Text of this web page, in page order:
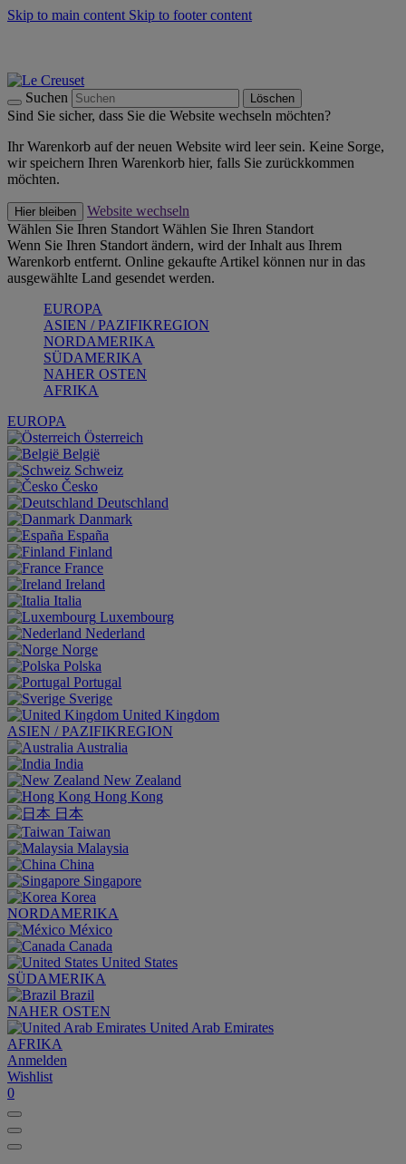
Skip to main content Skip to footer content
Suchen Löschen
Sind Sie sicher, dass Sie die Website wechseln möchten?
Ihr Warenkorb auf der neuen Website wird leer sein. Keine Sorge,
wir speichern Ihren Warenkorb hier, falls Sie zurückkommen
möchten.
Hier bleiben
Website wechseln
Wählen Sie Ihren Standort Wählen Sie Ihren Standort
Wenn Sie Ihren Standort ändern, wird der Inhalt aus Ihrem
Warenkorb entfernt. Online gekaufte Artikel können nur in das
ausgewählte Land gesendet werden.
EUROPA
ASIEN / PAZIFIKREGION
NORDAMERIKA
SÜDAMERIKA
NAHER OSTEN
AFRIKA
EUROPA
Österreich
België
Schweiz
Česko
Deutschland
Danmark
España
Finland
France
Ireland
Italia
Luxembourg
Nederland
Norge
Polska
Portugal
Sverige
United Kingdom
ASIEN / PAZIFIKREGION
Australia
India
New Zealand
Hong Kong
日本
Taiwan
Malaysia
China
Singapore
Korea
NORDAMERIKA
México
Canada
United States
SÜDAMERIKA
Brazil
NAHER OSTEN
United Arab Emirates
AFRIKA
Anmelden
Wishlist
0